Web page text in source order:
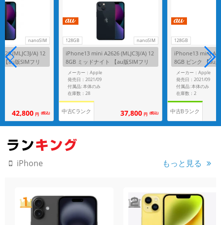
nanoSIM
(MLJC3J/A) 12
【au版SIMフリ
42,800 円 (税込)
128GB nanoSIM
iPhone13 mini A2626 (MLJC3J/A) 12
8GB ミッドナイト 【au版SIMフリ
ー】
メーカー：Apple
発売日：2021/09
付属品: 本体のみ
在庫数：28
中古Cランク 37,800 円 (税込)
128GB
iPhone13 mini
8GB ピンク 【au
メーカー：Apple
発売日：2021/09
付属品: 本体のみ
在庫数：2
中古Bランク
iPhone もっと見る